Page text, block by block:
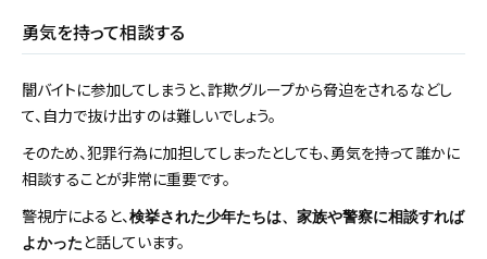
勇気を持って相談する
闇バイトに参加してしまうと、詐欺グループから脅迫をされるなどし
て、自力で抜け出すのは難しいでしょう。
そのため、犯罪行為に加担してしまったとしても、勇気を持って誰かに
相談することが非常に重要です。
警視庁によると、 検挙された少年たちは、家族や警察に相談すれば
よかった と話しています。